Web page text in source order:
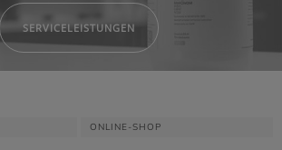
SERVICELEISTUNGEN
ONLINE-SHOP